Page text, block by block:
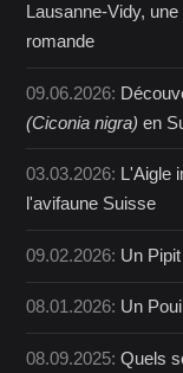
Lausanne-Vidy,
romande
09.06.2026:
(Ciconia nigra) en
03.03.2026: L'Aigle
l'avifaune Suisse
09.02.2026: Un
08.01.2026: Un
08.09.2025:Quels